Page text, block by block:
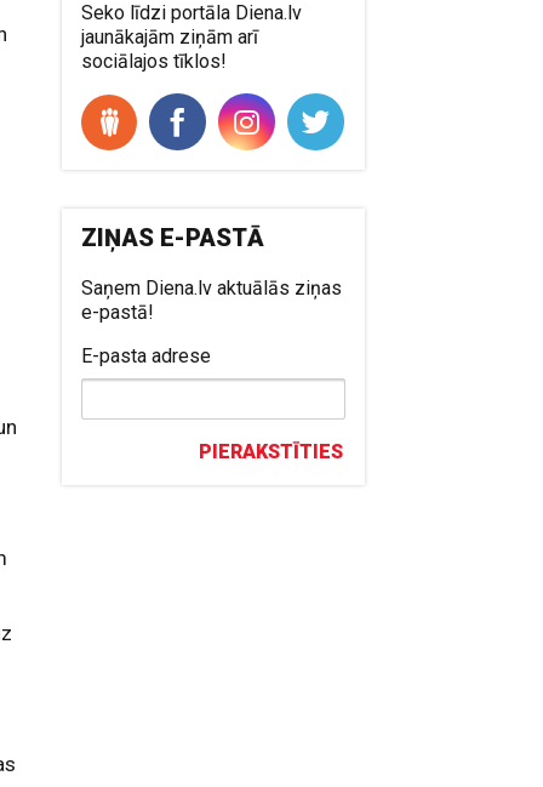
Seko līdzi portāla Diena.lv
jaunākajām ziņām arī
sociālajos tīklos!
ZIŅAS E-PASTĀ
Saņem Diena.lv aktuālās ziņas
e-pastā!
E-pasta adrese
PIERAKSTĪTIES